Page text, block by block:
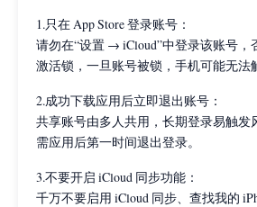
1.只在 App Store 登录账号：
请勿在“设置 → iCloud”中登录该账号，
激活锁，一旦账号被锁，手机可能无法
2.成功下载应用后立即退出账号：
共享账号由多人共用，长期登录易触发
需应用后第一时间退出登录。
3.不要开启 iCloud 同步功能：
千万不要启用 iCloud 同步、查找我的